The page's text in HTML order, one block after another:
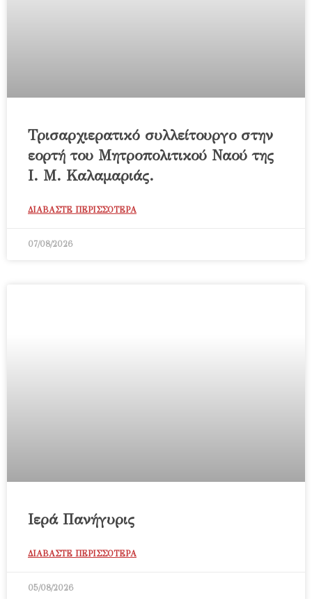
Τρισαρχιερατικό συλλείτουργο στην
εορτή του Μητροπολιτικού Ναού της
Ι. Μ. Καλαμαριάς.
ΔΙΑΒΑΣΤΕ ΠΕΡΙΣΣΟΤΕΡΑ
07/08/2026
Ιερά Πανήγυρις
ΔΙΑΒΑΣΤΕ ΠΕΡΙΣΣΟΤΕΡΑ
05/08/2026